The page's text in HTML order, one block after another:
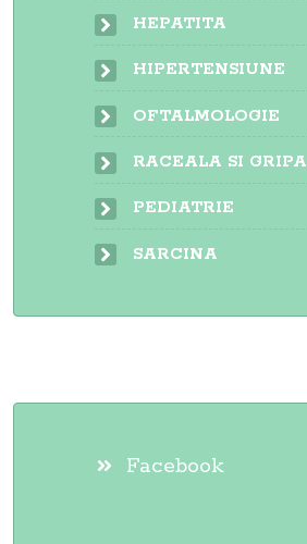
HEPATITA
HIPERTENSIUNE
OFTALMOLOGIE
RACEALA SI GRIPA
PEDIATRIE
SARCINA
Facebook